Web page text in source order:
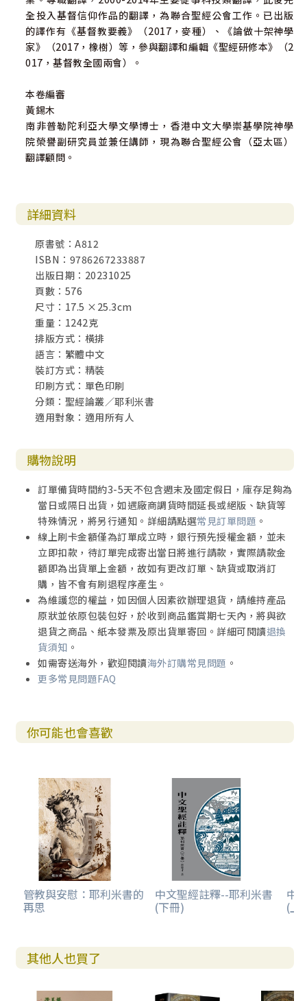
全投入基督信仰作品的翻譯，為聯合聖經公會工作。已出版
的譯作有《基督教要義》（2017，麥種）、《論做十架神學
家》（2017，橡樹）等，參與翻譯和編輯《聖經研修本》（2
017，基督教全國兩會）。
本卷編審
黃錫木
南非普勒陀利亞大學文學博士，香港中文大學崇基學院神學
院榮譽副研究員並兼任講師，現為聯合聖經公會（亞太區）
翻譯顧問。
詳細資料
原書號：A812
ISBN：9786267233887
出版日期：20231025
頁數：576
尺寸：17.5 ×25.3cm
重量：1242克
排版方式：橫排
語言：繁體中文
裝訂方式：精裝
印刷方式：單色印刷
分類：聖經論叢／耶利米書
適用對象：適用所有人
購物說明
訂單備貨時間約3-5天不包含週末及國定假日，庫存足夠為
當日或隔日出貨，如遇廠商調貨時間延長或絕版、缺貨等
特殊情況，將另行通知。詳細請點選常見訂單問題 。
線上刷卡金額僅為訂單成立時，銀行預先授權金額，並未
立即扣款，待訂單完成寄出當日將進行請款，實際請款金
額即為出貨單上金額，故如有更改訂單、缺貨或取消訂
購，皆不會有刷退程序產生。
為維護您的權益，如因個人因素欲辦理退貨，請維持產品
原狀並依原包裝包好，於收到商品鑑賞期七天內，將與欲
退貨之商品、紙本發票及原出貨單寄回。詳細可閱讀退換
貨須知 。
如需寄送海外，歡迎閱讀海外訂購常見問題 。
更多常見問題FAQ
你可能也會喜歡
管教與安慰：耶利米書的
再思
中文聖經註釋--耶利米書
(下冊)
中
(上
其他人也買了